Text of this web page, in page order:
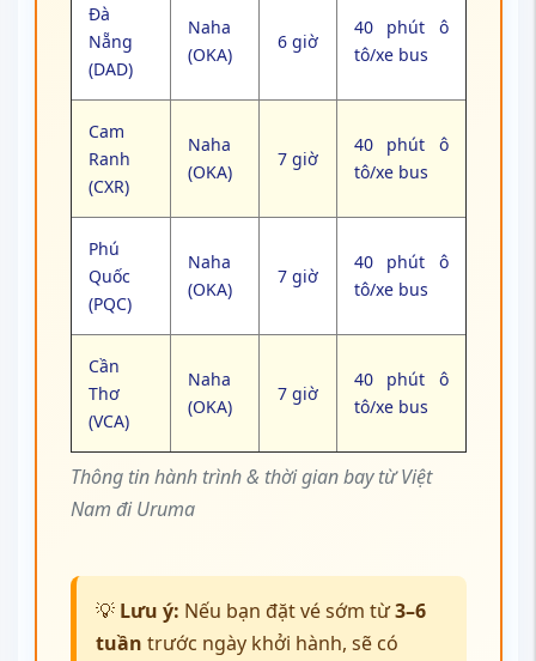
Thông tin hành trình & thời gian bay từ Việt
Nam đi Uruma
Đà
Nẵng
(DAD)
Naha
(OKA)
6 giờ
40 phút ô
tô/xe bus
Cam
Ranh
(CXR)
Naha
(OKA)
7 giờ
40 phút ô
tô/xe bus
Phú
Quốc
(PQC)
Naha
(OKA)
7 giờ
40 phút ô
tô/xe bus
Cần
Thơ
(VCA)
Naha
(OKA)
7 giờ
40 phút ô
tô/xe bus
💡 Lưu ý: Nếu bạn đặt vé sớm từ3–6
tuần trước ngày khởi hành, sẽ có